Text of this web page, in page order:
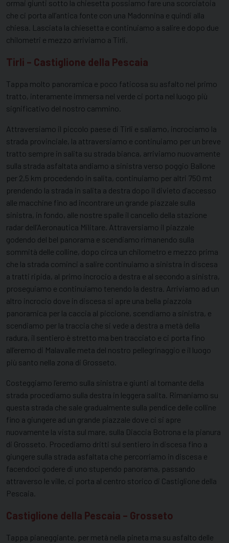
ormai giunti sotto la chiesetta possiamo fare una scorciatoia
che ci porta all’antica fonte con una Madonnina e quindi alla
chiesa. Lasciata la chiesetta e continuiamo a salire e dopo due
chilometri e mezzo arriviamo a Tirli.
Tirli – Castiglione della Pescaia
Tappa molto panoramica e poco faticosa su asfalto nel primo
tratto, interamente immersa nel verde ci porta nel luogo più
significativo del nostro cammino.
Attraversiamo il piccolo paese di Tirli e saliamo, incrociamo la
strada provinciale, la attraversiamo e continuiamo per un breve
tratto sempre in salita su strada bianca, arriviamo nuovamente
sulla strada asfaltata andiamo a sinistra verso poggio Ballone
per 2,5 km procedendo in salita, continuiamo per altri 750 mt
prendendo la strada in salita a destra dopo il divieto d’accesso
alle macchine fino ad incontrare un grande piazzale sulla
sinistra, in fondo, alle nostre spalle il cancello della stazione
radar dell’Aeronautica Militare. Attraversiamo il piazzale
godendo del bel panorama e scendiamo rimanendo sulla
sommità delle colline, dopo circa un chilometro e mezzo prima
che la strada cominci a salire continuiamo a sinistra in discesa
a tratti ripida, al primo incrocio a destra e al secondo a sinistra,
proseguiamo e continuiamo tenendo la destra. Arriviamo ad un
altro incrocio dove in discesa si apre una bella piazzola
panoramica per la caccia al piccione, scendiamo a sinistra, e
scendiamo per la traccia che si vede a destra a metà della
radura, il sentiero è stretto ma ben tracciato e ci porta fino
all’eremo di Malavalle meta del nostro pellegrinaggio e il luogo
più santo nella zona di Grosseto.
Costeggiamo l’eremo sulla sinistra e giunti al tornante della
strada procediamo sulla destra in leggera salita. Rimaniamo su
questa strada che sale gradualmente sulla pendice delle colline
fino a giungere ad un grande piazzale dove ci si apre
nuovamente la vista sul mare, sulla Diaccia Botrona e la pianura
di Grosseto. Procediamo dritti sul sentiero in discesa fino a
giungere sulla strada asfaltata che percorriamo in discesa e
facendoci godere di uno stupendo panorama, passando
attraverso le ville, ci porta al centro storico di Castiglione della
Pescaia.
Castiglione della Pescaia – Grosseto
Tappa pianeggiante, per metà nella pineta ma su asfalto delle